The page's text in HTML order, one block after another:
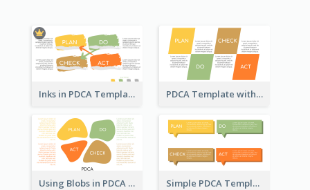
Inks in PDCA Template PDCA Template with Parallelograms
Using Blobs in PDCA Template Simple PDCA Template